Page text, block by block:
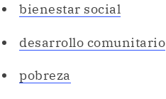
bienestar social
desarrollo comunitario
pobreza